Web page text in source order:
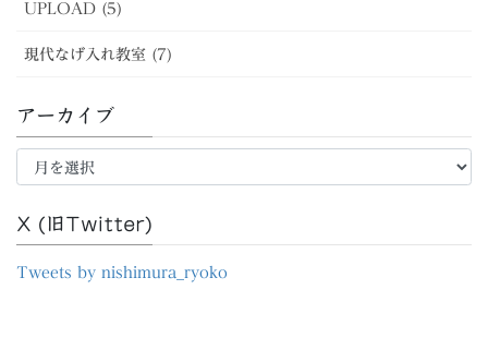
UPLOAD (5)
現代なげ入れ教室 (7)
アーカイブ
ア
イ
X (旧Twitter)
Tweets by nishimura_ryoko